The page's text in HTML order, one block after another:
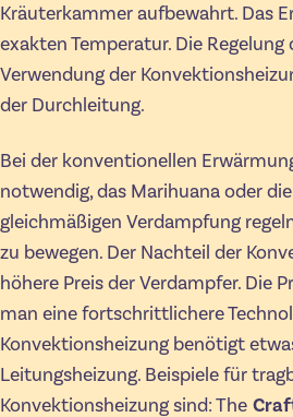
Kräuterkammer aufbewahrt. Das
exakten Temperatur. Die
Verwendung der
der Durchleitung.
Bei der konventionellen
notwendig, das Marihuana oder
gleichmäßigen Verdampfung
zu bewegen. Der Nachteil der
höhere Preis der Verdampfer. Die
man eine fortschrittlichere
Konvektionsheizung benötigt
Leitungsheizung. Beispiele für
Konvektionsheizung sind: The